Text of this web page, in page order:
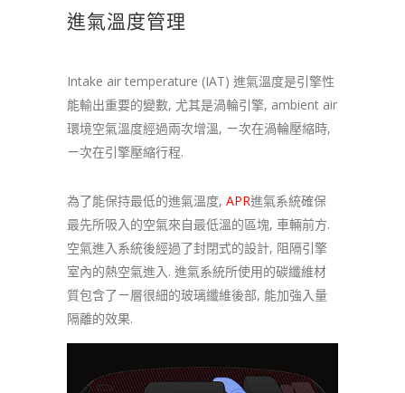
進氣溫度管理
Intake air temperature (IAT) 進氣溫度是引擎性
能輸出重要的變數, 尤其是渦輪引擎, ambient air
環境空氣溫度經過兩次增溫, ㄧ次在渦輪壓縮時,
ㄧ次在引擎壓縮行程.
為了能保持最低的進氣溫度, APR進氣系統確保
最先所吸入的空氣來自最低溫的區塊, 車輛前方.
空氣進入系統後經過了封閉式的設計, 阻隔引擎
室內的熱空氣進入. 進氣系統所使用的碳纖維材
質包含了ㄧ層很細的玻璃纖維後部, 能加強入量
隔離的效果.